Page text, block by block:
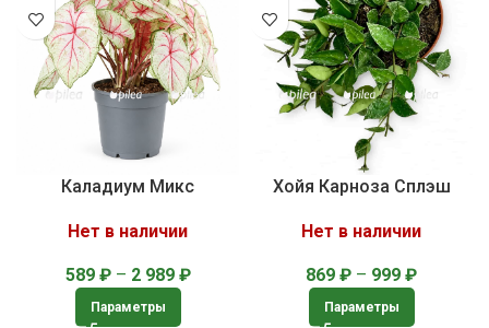
Каладиум Микс
Нет в наличии
589 ₽ – 2 989 ₽
Параметры
Хойя Карноза Сплэш
Нет в наличии
869 ₽ – 999 ₽
Параметры